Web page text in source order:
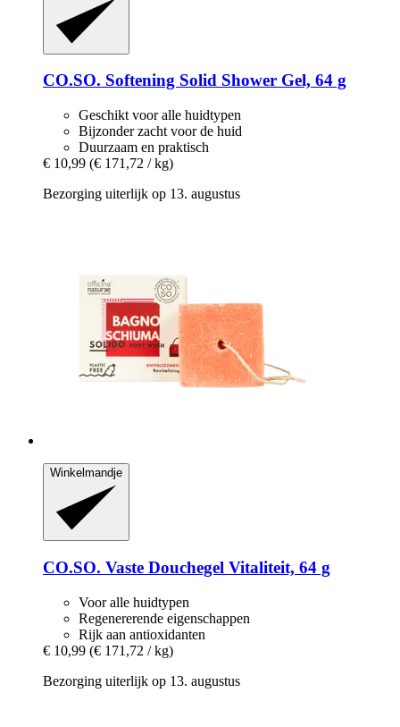
CO.SO. Softening Solid Shower Gel, 64 g
Geschikt voor alle huidtypen
Bijzonder zacht voor de huid
Duurzaam en praktisch
€ 10,99 (€ 171,72 / kg)
Bezorging uiterlijk op 13. augustus
Winkelmandje
CO.SO. Vaste Douchegel Vitaliteit, 64 g
Voor alle huidtypen
Regenererende eigenschappen
Rijk aan antioxidanten
€ 10,99 (€ 171,72 / kg)
Bezorging uiterlijk op 13. augustus